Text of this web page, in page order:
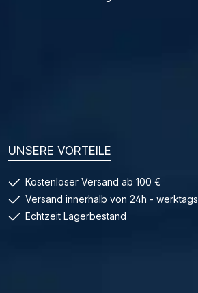
UNSERE VORTEILE
Kostenloser Versand ab 100 €
Versand innerhalb von 24h - werktags
Echtzeit Lagerbestand